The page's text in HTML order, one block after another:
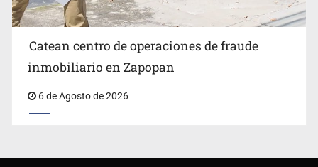
Catean centro de operaciones de fraude
inmobiliario en Zapopan
6 de Agosto de 2026